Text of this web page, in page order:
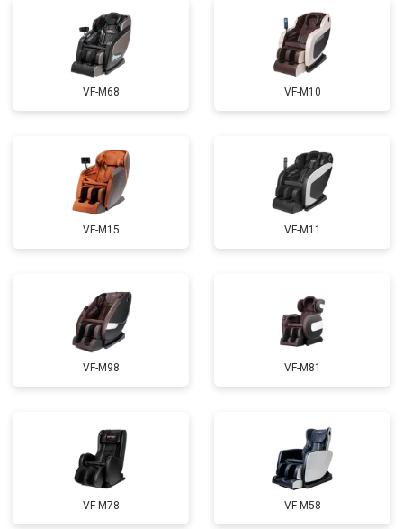
Ремонт купюроприемника от 4700 ₽ Заказать
Замена сетевого трансформатора
VF-M68 VF-M10
VF-M15 VF-M11
VF-M98 VF-M81
VF-M78 VF-M58